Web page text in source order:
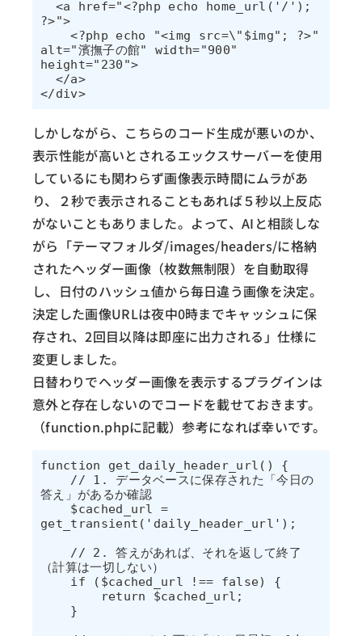
?>">
    <?php echo "<img src=\"$img"; ?>"
alt="濱撫子の館" width="900"
height="230">
</div>
しかしながら、こちらのコード生成が悪いのか、
表示性能が高いとされるエックスサーバーを使用
しているにも関わらず画像表示時間にムラがあ
り、２秒で表示されることもあれば５秒以上反応
がないこともありました。よって、AIと相談しな
がら「テーマフォルダ/images/headers/に格納
されたヘッダー画像（枚数無制限）を自動取得
し、日付のハッシュ値から毎日違う画像を決定。
決定した画像URLは夜中0時までキャッシュに保
存され、2回目以降は即座に出力される」仕様に
変更しました。
日替わりでヘッダー画像を表示するプラグインは
意外と存在しないのでコードを載せておきます。
（function.phpに記載）参考になれば幸いです。
function get_daily_header_url() {
答え」があるか確認
get_transient('daily_header_url');
（計算は一切しない）